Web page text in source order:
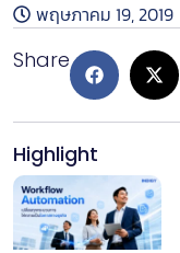
พฤษภาคม 19, 2019
Share
Highlight